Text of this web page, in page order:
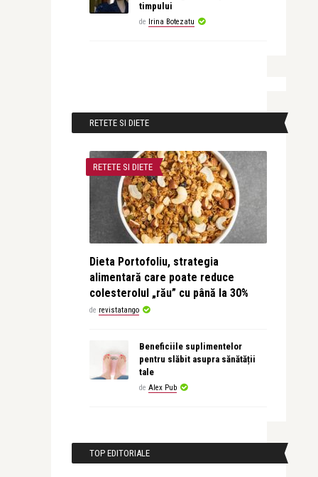
timpului
de Irina Botezatu
RETETE SI DIETE
RETETE SI DIETE
Dieta Portofoliu, strategia
alimentară care poate reduce
colesterolul „rău” cu până la 30%
de revistatango
Beneficiile suplimentelor
pentru slăbit asupra sănătății
tale
de Alex Pub
TOP EDITORIALE